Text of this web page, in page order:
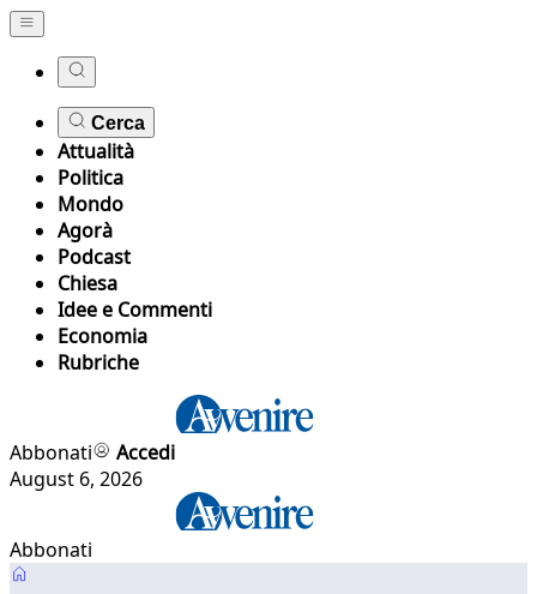
Cerca
Attualità
Politica
Mondo
Agorà
Podcast
Chiesa
Idee e Commenti
Economia
Rubriche
Abbonati
Accedi
August 6, 2026
Abbonati